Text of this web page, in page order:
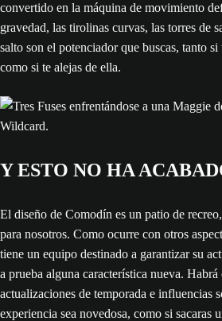
convertido en la máquina de movimiento
gravedad, las tirolinas curvas, las torres de
salto son el potenciador que buscas, tanto si
como si te alejas de ella.
Y ESTO NO HA
El diseño de Comodín es un patio de
para nosotros. Como ocurre con otros
tiene un equipo destinado a garantizar su
a prueba alguna característica nueva. Habrá
actualizaciones de temporada e influencias
experiencia sea novedosa, como si sacaras